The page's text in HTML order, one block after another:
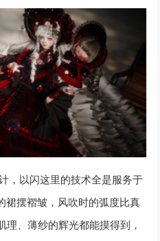
，以闪这里的技术全是服务于
裙摆褶皱，风吹时的弧度比真
理、薄纱的辉光都能摸得到，